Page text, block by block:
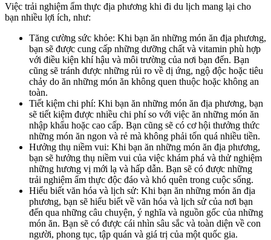
Việc trải nghiệm ẩm thực địa phương khi đi du lịch mang lại cho
bạn nhiều lợi ích, như:
Tăng cường sức khỏe: Khi bạn ăn những món ăn địa phương,
bạn sẽ được cung cấp những dưỡng chất và vitamin phù hợp
với điều kiện khí hậu và môi trường của nơi bạn đến. Bạn
cũng sẽ tránh được những rủi ro về dị ứng, ngộ độc hoặc tiêu
chảy do ăn những món ăn không quen thuộc hoặc không an
toàn.
Tiết kiệm chi phí: Khi bạn ăn những món ăn địa phương, bạn
sẽ tiết kiệm được nhiều chi phí so với việc ăn những món ăn
nhập khẩu hoặc cao cấp. Bạn cũng sẽ có cơ hội thưởng thức
những món ăn ngon và rẻ mà không phải tốn quá nhiều tiền.
Hưởng thụ niềm vui: Khi bạn ăn những món ăn địa phương,
bạn sẽ hưởng thụ niềm vui của việc khám phá và thử nghiệm
những hương vị mới lạ và hấp dẫn. Bạn sẽ có được những
trải nghiệm ẩm thực độc đáo và khó quên trong cuộc sống.
Hiểu biết văn hóa và lịch sử: Khi bạn ăn những món ăn địa
phương, bạn sẽ hiểu biết về văn hóa và lịch sử của nơi bạn
đến qua những câu chuyện, ý nghĩa và nguồn gốc của những
món ăn. Bạn sẽ có được cái nhìn sâu sắc và toàn diện về con
người, phong tục, tập quán và giá trị của một quốc gia.